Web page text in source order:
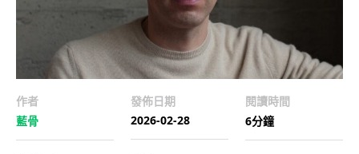
作者
藍骨
發佈日期
2026-02-28
閱讀時間
6分鐘